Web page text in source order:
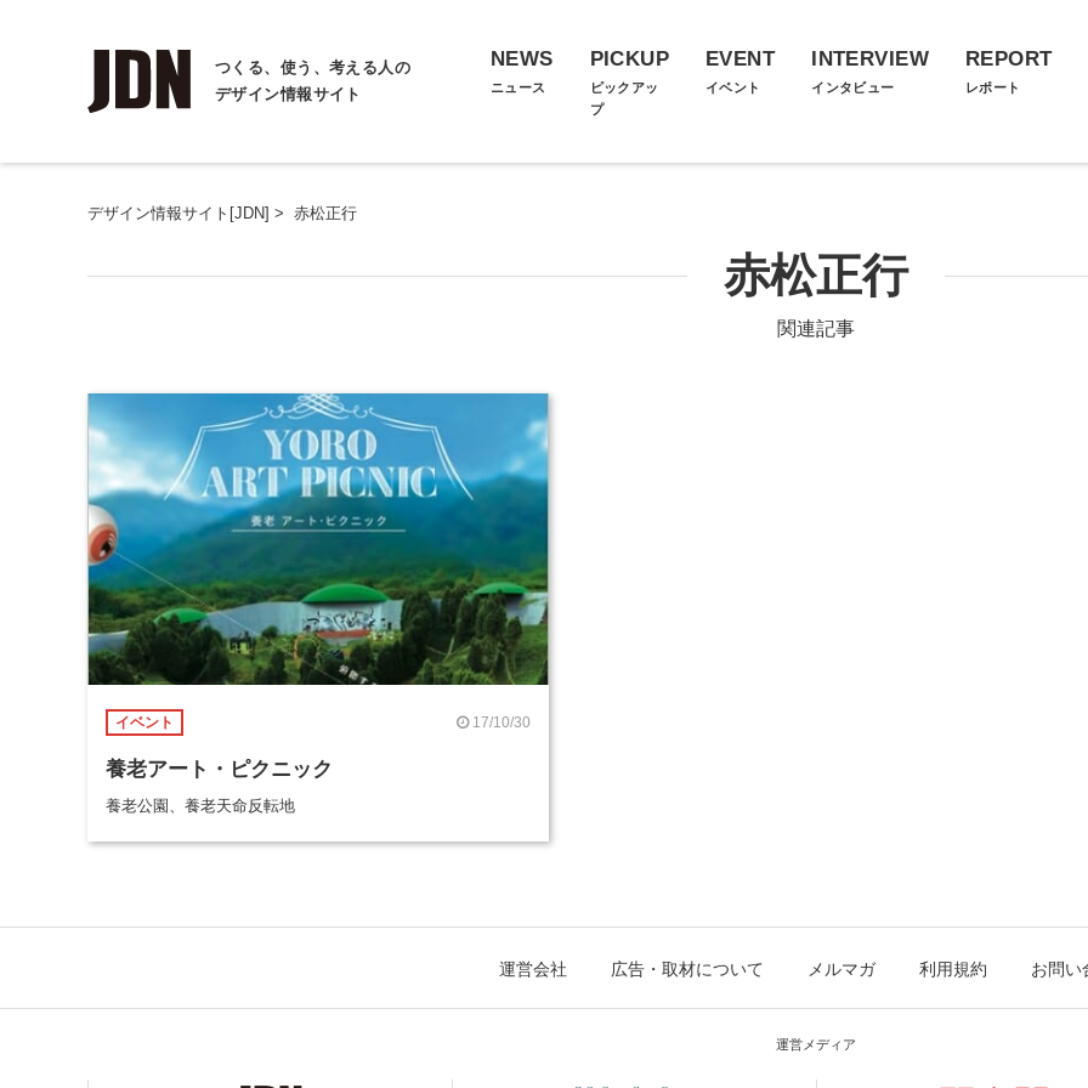
つくる、使う、考える人の
デザイン情報サイト
NEWS
ニュース
PICKUP
ピックアッ
プ
EVENT
イベント
INTERVIEW
インタビュー
REPORT
レポート
デザイン情報サイト[JDN] > 赤松正行
赤松正行
関連記事
イベント 17/10/30
養老アート・ピクニック
養老公園、養老天命反転地
運営会社 広告・取材について メルマガ 利用規約 お問い
運営メディア